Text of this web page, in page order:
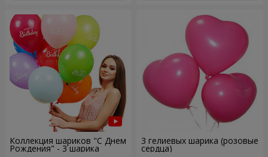
Коллекция шариков "С Днем
Рождения" - 3 шарика
3 гелиевых шарика (розовые
сердца)